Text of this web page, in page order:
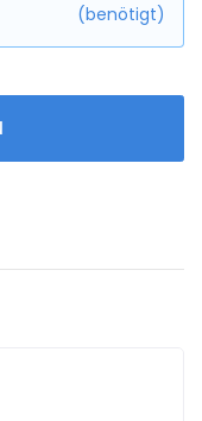
(benötigt)